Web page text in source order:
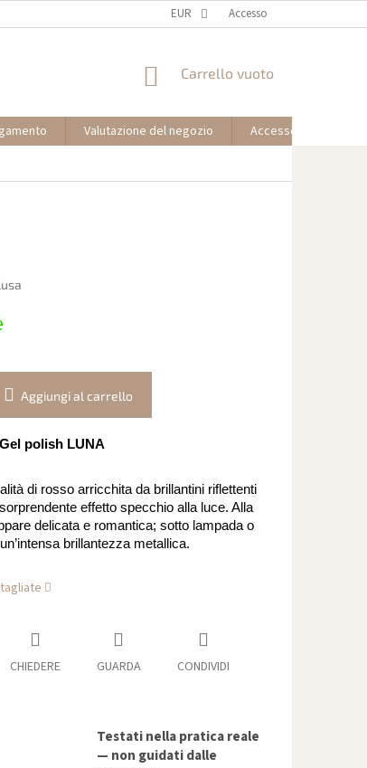
EUR Accesso
CARRELLO
SPESA
Carrello vuoto
Valutazione del negozio
Accesso partner
Aggiungi al carrello
polish LUNA
di rosso arricchita da brillantini riflettenti
effetto specchio alla luce. Alla
delicata e romantica; sotto lampada o
brillantezza metallica.
CHIEDERE GUARDA CONDIVIDI
Testati nella pratica reale
— non guidati dalle